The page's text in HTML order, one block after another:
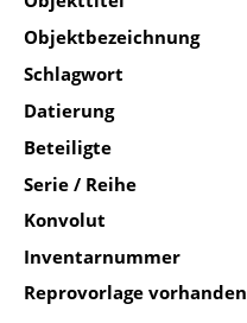
Objektbezeichnung
Schlagwort
Datierung
Beteiligte
Serie / Reihe
Konvolut
Inventarnummer
Reprovorlage vorhanden